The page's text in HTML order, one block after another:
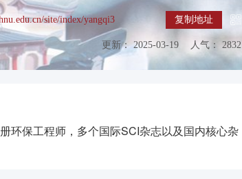
site/index/yangqi3 复制地址
更新： 2025-03-19 人气： 2832
环保工程师，多个国际SCI杂志以及国内核心杂